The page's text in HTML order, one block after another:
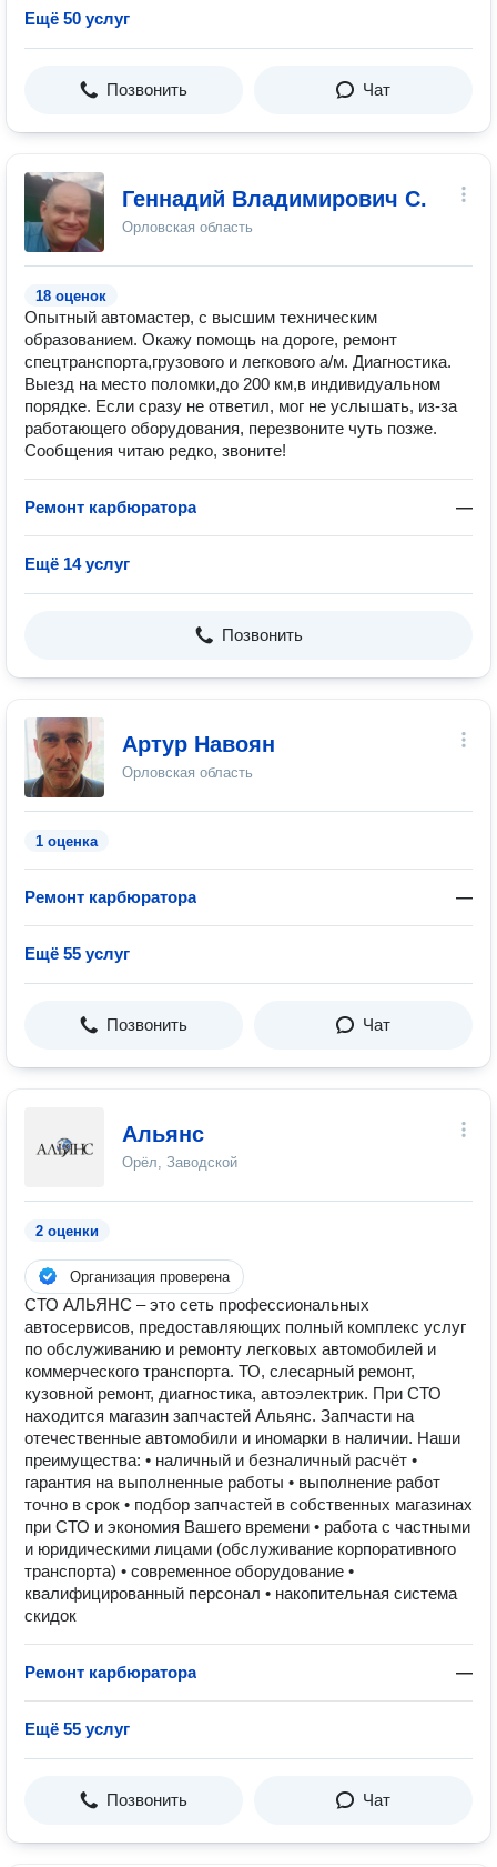
Ещё 50 услуг
Позвонить Чат
Геннадий Владимирович С.
Орловская область
18 оценок
Опытный автомастер, с высшим техническим
образованием. Окажу помощь на дороге, ремонт
спецтранспорта,грузового и легкового а/м. Диагностика.
Выезд на место поломки,до 200 км,в индивидуальном
порядке. Если сразу не ответил, мог не услышать, из-за
работающего оборудования, перезвоните чуть позже.
Сообщения читаю редко, звоните!
Ремонт карбюратора —
Ещё 14 услуг
Позвонить
Артур Навоян
Орловская область
1 оценка
Ремонт карбюратора —
Ещё 55 услуг
Позвонить Чат
Альянс
Орёл, Заводской
2 оценки
Организация проверена
СТО АЛЬЯНС – это сеть профессиональных
автосервисов, предоставляющих полный комплекс услуг
по обслуживанию и ремонту легковых автомобилей и
коммерческого транспорта. ТО, слесарный ремонт,
кузовной ремонт, диагностика, автоэлектрик. При СТО
находится магазин запчастей Альянс. Запчасти на
отечественные автомобили и иномарки в наличии. Наши
преимущества: • наличный и безналичный расчёт •
гарантия на выполненные работы • выполнение работ
точно в срок • подбор запчастей в собственных магазинах
при СТО и экономия Вашего времени • работа с частными
и юридическими лицами (обслуживание корпоративного
транспорта) • современное оборудование •
квалифицированный персонал • накопительная система
скидок
Ремонт карбюратора —
Ещё 55 услуг
Позвонить Чат